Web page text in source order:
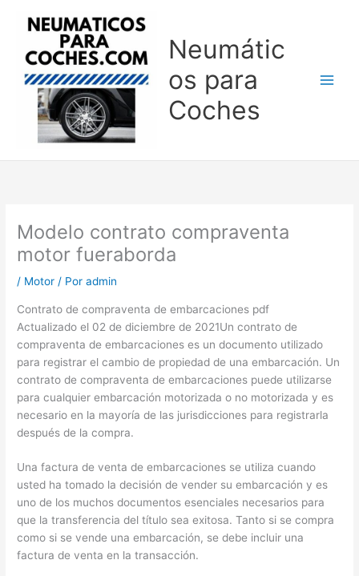
Neumátic
os para
Coches
Modelo contrato compraventa
motor fueraborda
/ Motor / Poradmin
Contrato de compraventa de embarcaciones pdf
Actualizado el 02 de diciembre de 2021Un contrato de
compraventa de embarcaciones es un documento utilizado
para registrar el cambio de propiedad de una embarcación. Un
contrato de compraventa de embarcaciones puede utilizarse
para cualquier embarcación motorizada o no motorizada y es
necesario en la mayoría de las jurisdicciones para registrarla
después de la compra.
Una factura de venta de embarcaciones se utiliza cuando
usted ha tomado la decisión de vender su embarcación y es
uno de los muchos documentos esenciales necesarios para
que la transferencia del título sea exitosa. Tanto si se compra
como si se vende una embarcación, se debe incluir una
factura de venta en la transacción.